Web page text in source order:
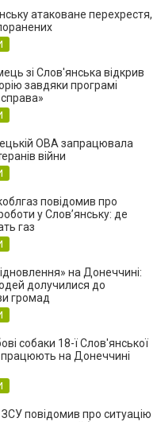
атаковане перехрестя,
зі Слов'янська відкрив
завдяки програмі
ОВА запрацювала
війни
повідомив про
у Слов’янську: де
газ
на Донеччині:
долучилися до
громад
собаки 18-ї Слов'янської
на Донеччині
повідомив про ситуацію